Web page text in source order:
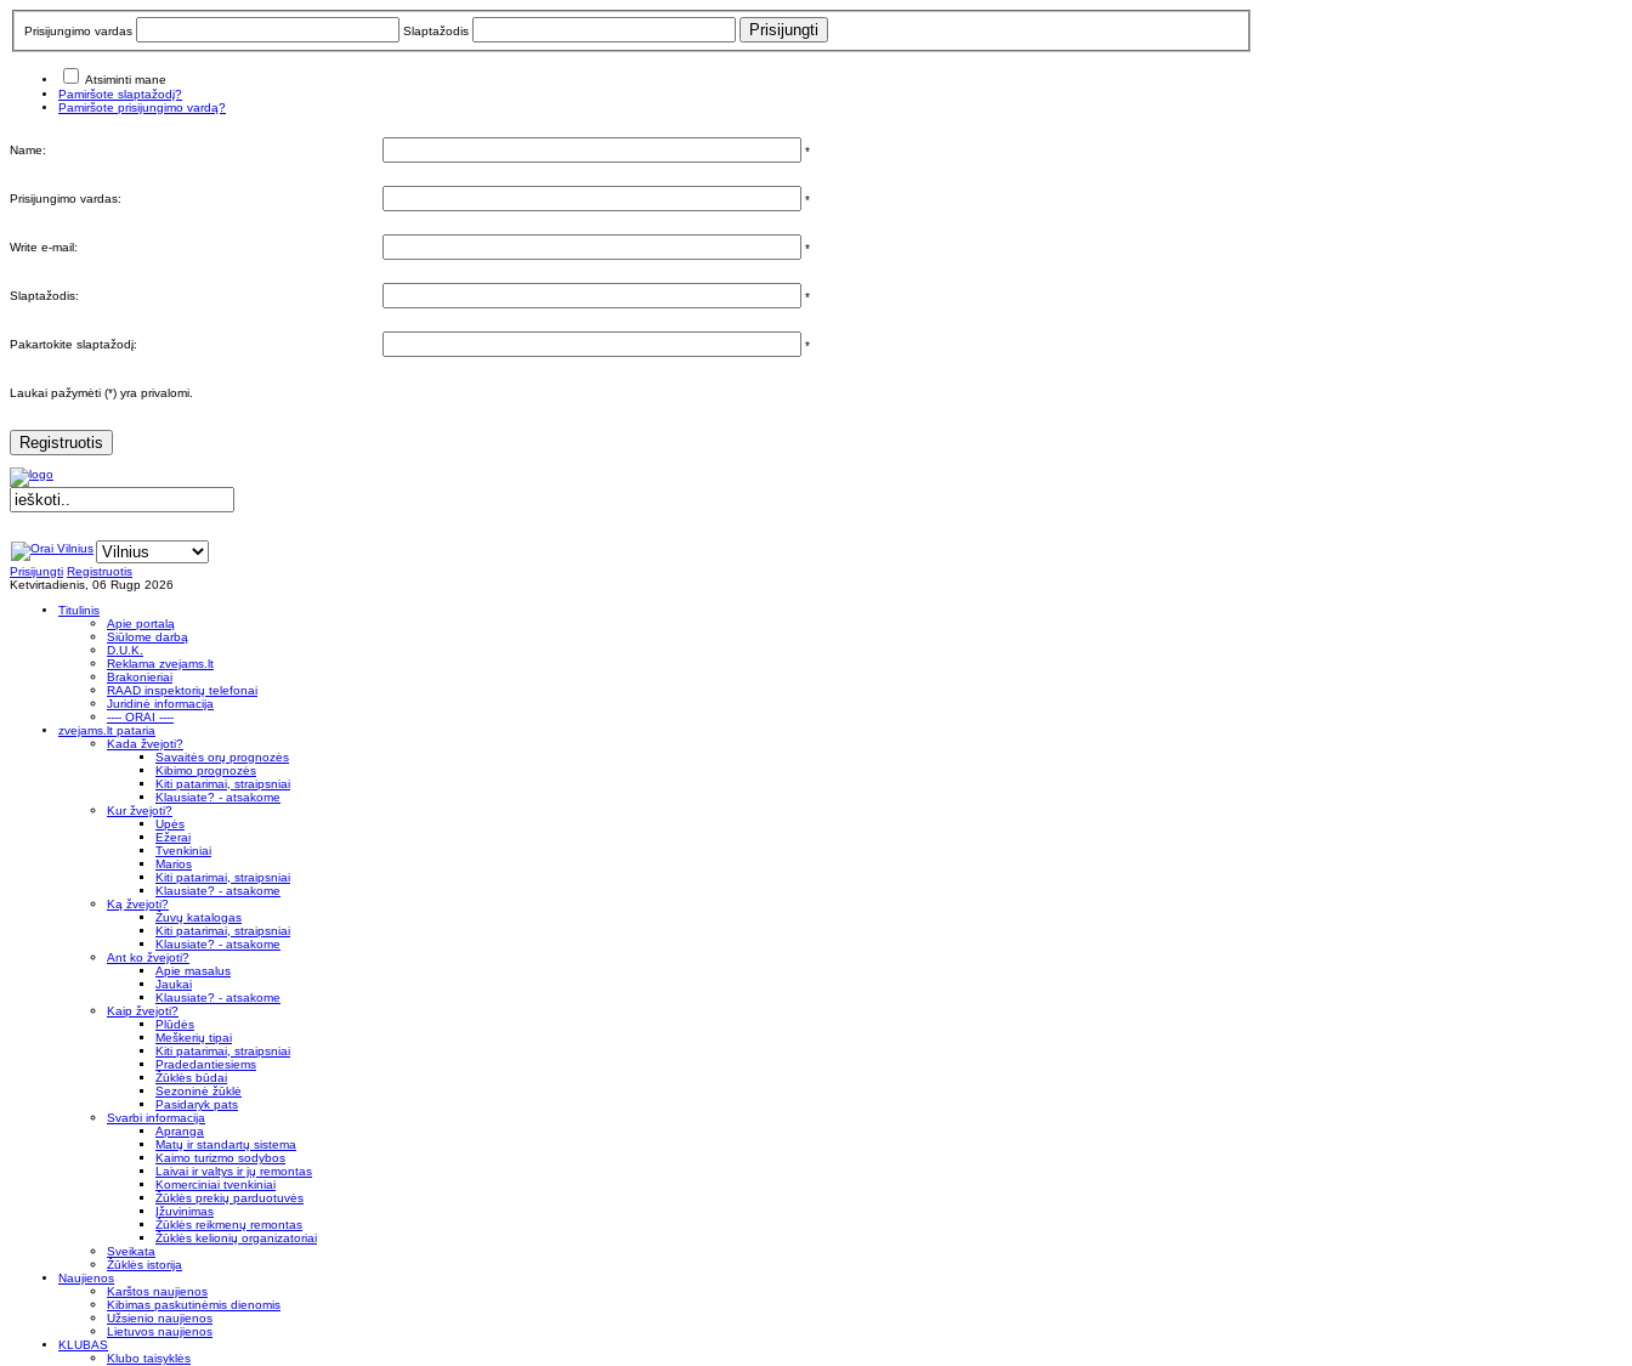
Prisijungimo vardas Slaptažodis
Atsiminti mane
Pamiršote slaptažodį?
Pamiršote prisijungimo vardą?
Name: *
Prisijungimo vardas: *
Write e-mail: *
Slaptažodis: *
Pakartokite slaptažodį: *
Laukai pažymėti (*) yra privalomi.
Registruotis
Prisijungti Registruotis
Ketvirtadienis, 06 Rugp 2026
Titulinis
Apie portalą
Siūlome darbą
D.U.K.
Reklama zvejams.lt
Brakonieriai
RAAD inspektorių telefonai
Juridinė informacija
---- ORAI ----
zvejams.lt pataria
Kada žvejoti?
Savaitės orų prognozės
Kibimo prognozės
Kiti patarimai, straipsniai
Klausiate? - atsakome
Kur žvejoti?
Upės
Ežerai
Tvenkiniai
Marios
Kiti patarimai, straipsniai
Klausiate? - atsakome
Ką žvejoti?
Žuvų katalogas
Kiti patarimai, straipsniai
Klausiate? - atsakome
Ant ko žvejoti?
Apie masalus
Jaukai
Klausiate? - atsakome
Kaip žvejoti?
Plūdės
Meškerių tipai
Kiti patarimai, straipsniai
Pradedantiesiems
Žūklės būdai
Sezoninė žūklė
Pasidaryk pats
Svarbi informacija
Apranga
Matų ir standartų sistema
Kaimo turizmo sodybos
Laivai ir valtys ir jų remontas
Komerciniai tvenkiniai
Žūklės prekių parduotuvės
Įžuvinimas
Žūklės reikmenų remontas
Žūklės kelionių organizatoriai
Sveikata
Žūklės istorija
Naujienos
Karštos naujienos
Kibimas paskutinėmis dienomis
Užsienio naujienos
Lietuvos naujienos
KLUBAS
Klubo taisyklės